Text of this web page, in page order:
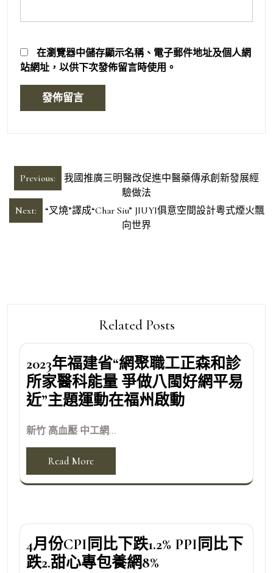
在瀏覽器中儲存顯示名稱、電子郵件地址及個人網
站網址，以供下次發佈留言時使用。
文
章
導
Previous:
我國推廣三明醫改促進中醫藥傳承創新發展經
驗做法
Next:
“叉燒”譯成“Char Siu” JIUYI俱意空間設計粵式煙火飄
向世界
Related Posts
2023年福建省“網聚職工正森和診
所家醫科能量 爭做八閩好網平易
近”主題運動在福州啟動
新竹 高血壓 中工網...
Read More
4月份CPI同比下跌1.2% PPI同比下
跌2.甜心專包養網8%